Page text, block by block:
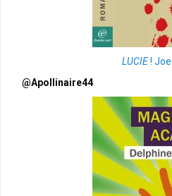
LUCIE! Joe
@Apollinaire44